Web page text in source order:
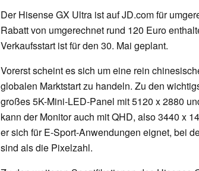
Der Hisense GX Ultra ist auf JD.com für
Rabatt von umgerechnet rund 120 Euro
Verkaufsstart ist für den 30. Mai geplant.
Vorerst scheint es sich um eine rein
globalen Marktstart zu handeln. Zu den
großes 5K-Mini-LED-Panel mit 5120 x 2880
kann der Monitor auch mit QHD, also 3440 x
er sich für E-Sport-Anwendungen eignet, bei
sind als die Pixelzahl.